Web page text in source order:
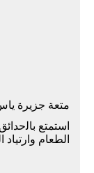
ﻣﺘﻌﺔ ﺟﺰﻳﺮة
اﺳﺘﻤﺘﻊ
اﻟﻄﻌﺎم